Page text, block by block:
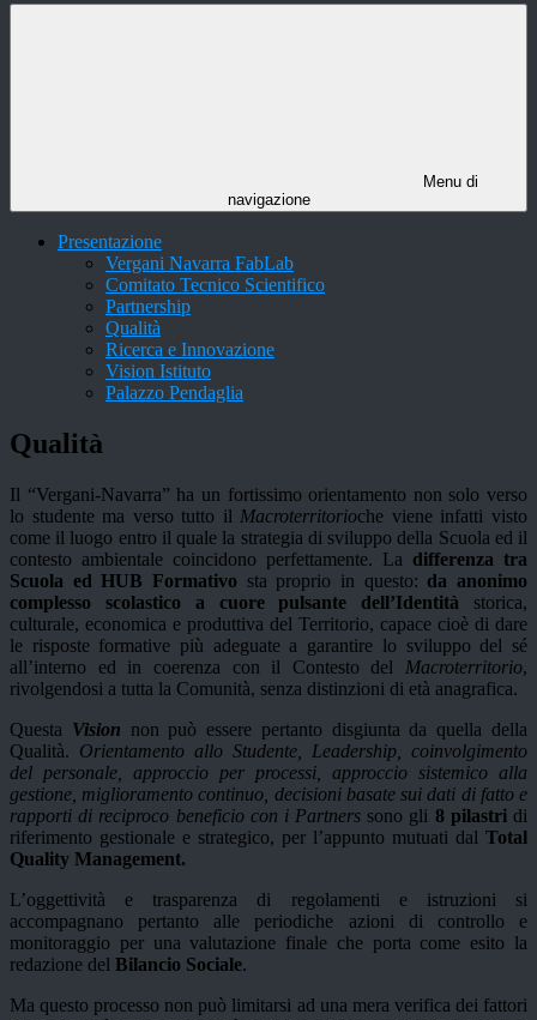
Menu di
navigazione
Presentazione
Vergani Navarra FabLab
Comitato Tecnico Scientifico
Partnership
Qualità
Ricerca e Innovazione
Vision Istituto
Palazzo Pendaglia
Qualità
Il “Vergani-Navarra” ha un fortissimo orientamento non solo verso
lo studente ma verso tutto il Macroterritorioche viene infatti visto
come il luogo entro il quale la strategia di sviluppo della Scuola ed il
contesto ambientale coincidono perfettamente. La differenza tra
Scuola ed HUB Formativo sta proprio in questo: da anonimo
complesso scolastico a cuore pulsante dell’Identità storica,
culturale, economica e produttiva del Territorio, capace cioè di dare
le risposte formative più adeguate a garantire lo sviluppo del sé
all’interno ed in coerenza con il Contesto del Macroterritorio,
rivolgendosi a tutta la Comunità, senza distinzioni di età anagrafica.
Questa Vision non può essere pertanto disgiunta da quella della
Qualità. Orientamento allo Studente, Leadership, coinvolgimento
del personale, approccio per processi, approccio sistemico alla
gestione, miglioramento continuo, decisioni basate sui dati di fatto e
rapporti di reciproco beneficio con i Partners sono gli 8 pilastridi
riferimento gestionale e strategico, per l’appunto mutuati dal Total
Quality Management.
L’oggettività e trasparenza di regolamenti e istruzioni si
accompagnano pertanto alle periodiche azioni di controllo e
monitoraggio per una valutazione finale che porta come esito la
redazione del Bilancio Sociale.
Ma questo processo non può limitarsi ad una mera verifica dei fattori